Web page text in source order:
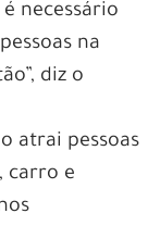
necessário
na
diz o
atrai pessoas
carro e